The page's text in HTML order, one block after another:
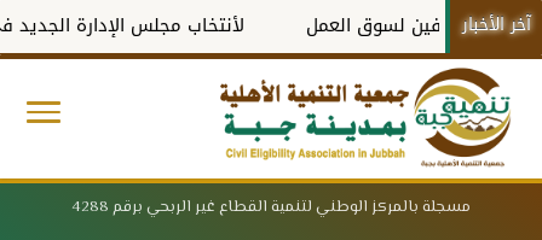
آخر الأخبار
المتعففين لسوق العمل لأنتخاب مجلس الإدارة الجديد
مسجلة بالمركز الوطني لتنمية القطاع غير الربحي برقم 4288